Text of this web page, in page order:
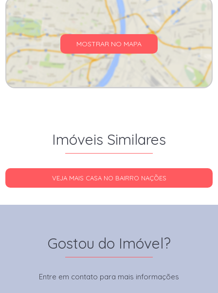
MOSTRAR NO MAPA
Imóveis Similares
VEJA MAIS CASA NO BAIRRO NAÇÕES
Gostou do Imóvel?
Entre em contato para mais informações